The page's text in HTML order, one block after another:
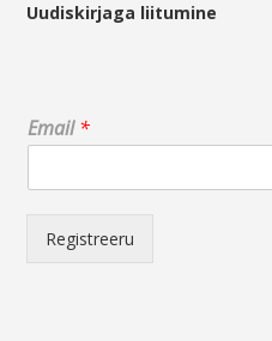
Uudiskirjaga liitumine
E
m
i
Email*
Registreeru